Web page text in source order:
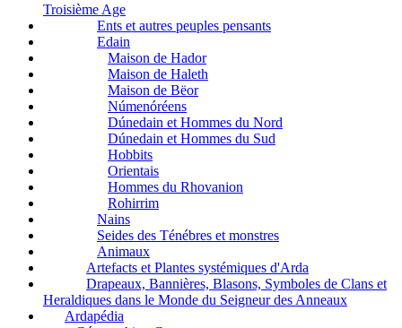
Troisième Age
Ents et autres peuples pensants
Edain
Maison de Hador
Maison de Haleth
Maison de Bëor
Númenóréens
Dúnedain et Hommes du Nord
Dúnedain et Hommes du Sud
Hobbits
Orientais
Hommes du Rhovanion
Rohirrim
Nains
Seides des Ténébres et monstres
Animaux
Artefacts et Plantes systémiques d'Arda
Drapeaux, Bannières, Blasons, Symboles de Clans et
Heraldiques dans le Monde du Seigneur des Anneaux
Ardapédia